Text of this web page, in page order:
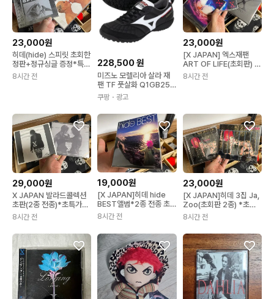
23,000원
히데(hide) 스피릿 초회한
정판+정규싱글 증정*특가
_엑스재팬xJapan
8시간 전
228,500원
미즈노 모렐리아 살라 재
팬 TF 풋살화 Q1GB250
쿠팡 ・광고
23,000원
[X JAPAN] 엑스재팬
ART OF LIFE(초회판) 2
종 전종*특가
8시간 전
29,000원
X JAPAN 발라드콜렉션
초판(2종 전종)*초특가
[엑스재팬]
8시간 전
19,000원
[X JAPAN]히데 hide
BEST앨범*2종 전종 초
특가_엑스재팬
8시간 전
23,000원
[X JAPAN]히데 3집 Ja,
Zoo(초회판 2종) *초특
가_엑스재팬
8시간 전